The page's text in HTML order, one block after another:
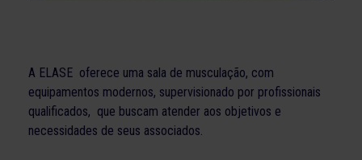
A ELASE oferece uma sala de musculação, com
equipamentos modernos, supervisionado por profissionais
qualificados, que buscam atender aos objetivos e
necessidades de seus associados.